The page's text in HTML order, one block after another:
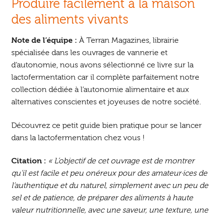
Produire facilement à la maison
des aliments vivants
Note de l’équipe : À Terran Magazines, librairie
spécialisée dans les ouvrages de vannerie et
d’autonomie, nous avons sélectionné ce livre sur la
lactofermentation car il complète parfaitement notre
collection dédiée à l’autonomie alimentaire et aux
alternatives conscientes et joyeuses de notre société.
Découvrez ce petit guide bien pratique pour se lancer
dans la lactofermentation chez vous !
Citation : « L’objectif de cet ouvrage est de montrer
qu’il est facile et peu onéreux pour des amateur·ices de
l’authentique et du naturel, simplement avec un peu de
sel et de patience, de préparer des aliments à haute
valeur nutritionnelle, avec une saveur, une texture, une